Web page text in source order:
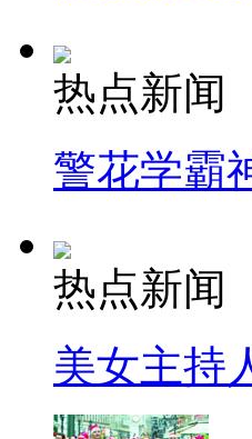
热点新闻
警花学霸
热点新闻
美女主持